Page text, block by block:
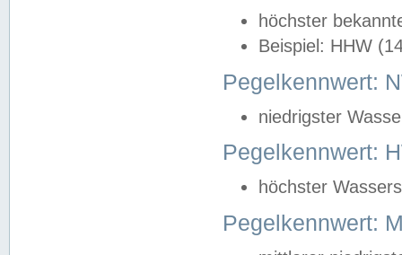
höchster
Beispiel: HHW
Pegelkennwert:
niedrigster
Pegelkennwert:
höchster
Pegelkennwert: